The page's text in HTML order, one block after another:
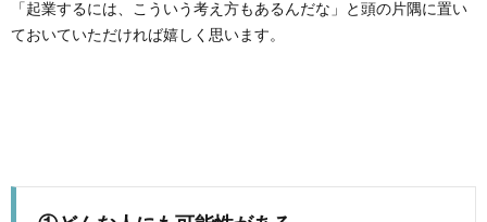
「起業するには、こういう考え方もあるんだな」と頭の片隅に置い
ておいていただければ嬉しく思います。